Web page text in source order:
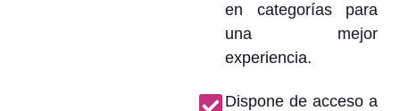
en categorías para
una mejor
experiencia.
Dispone de acceso a